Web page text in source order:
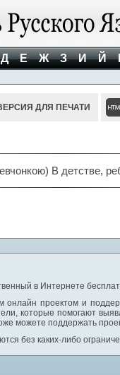
Е Ж З И Й
ДЛЯ ПЕЧАТИ
В детстве,
в Интернете
онлайн проектом и
которые помогают
можете поддержать
без каких-либо